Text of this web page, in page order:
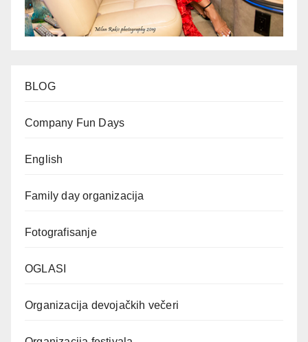
BLOG
Company Fun Days
English
Family day organizacija
Fotografisanje
OGLASI
Organizacija devojačkih večeri